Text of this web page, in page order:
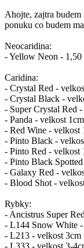
Ahojte, zajtra
ponuku co budem
Neocaridina:
- Yellow Neon -
Caridina:
- Crystal Red -
- Crystal Black -
- Super Crystal Red
- Panda - velkost 1cm
- Red Wine - velkost
- Pinto Black -
- Pinto Red - velkost
- Pinto Black
- Galaxy Red -
- Blood Shot -
Rybky:
- Ancistrus Super
- L144 Snow White
- L213 - velkost 3cm
- L333 - velkost 3-